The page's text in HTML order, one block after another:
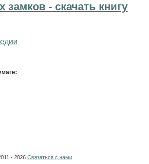
замков - cкачать книгу
- 2026 Связаться с нами